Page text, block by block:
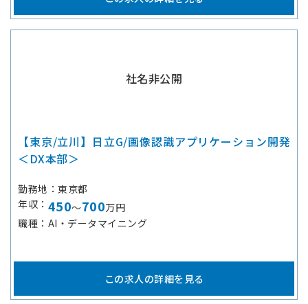
社名非公開
【東京/立川】日立G/画像認識アプリケーション開発
＜DX本部＞
勤務地
東京都
年収
450～700万円
職種
AI・データマイニング
この求人の詳細を見る